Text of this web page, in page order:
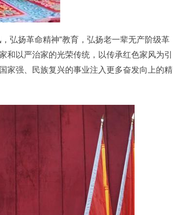
弘扬革命精神”教育，弘扬老一辈无产阶级革
以严治家的光荣传统，以传承红色家风为引
家强、民族复兴的事业注入更多奋发向上的精